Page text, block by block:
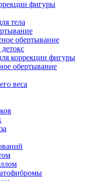
фигуры
тела
обертывание
коррекции фигуры
обертывание
веса